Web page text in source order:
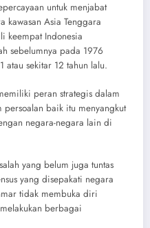
untuk menjabat
kawasan Asia Tenggara
keempat Indonesia
sebelumnya pada 1976
atau sekitar 12 tahun lalu.
peran strategis dalam
baik itu menyangkut
negara-negara lain di
yang belum juga tuntas
yang disepakati negara
tidak membuka diri
berbagai